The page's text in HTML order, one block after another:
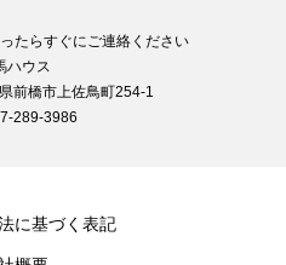
たらすぐにご連絡ください
ハウス
前橋市上佐鳥町254-1
289-3986
に基づく表記